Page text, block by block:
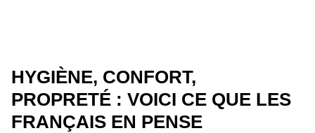
HYGIÈNE, CONFORT,
PROPRETÉ : VOICI CE QUE LES
FRANÇAIS EN PENSE